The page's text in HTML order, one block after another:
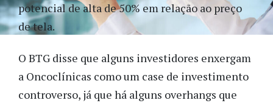
potencial de alta de 50% em relação ao preço
de tela.
O BTG disse que alguns investidores enxergam
a Oncoclínicas como um case de investimento
controverso, já que há alguns overhangs que